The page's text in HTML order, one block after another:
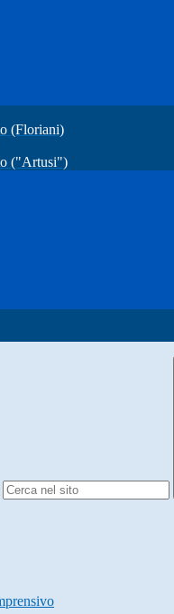
(Floriani)
("Artusi")